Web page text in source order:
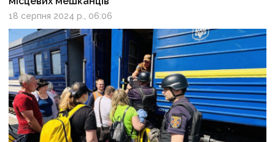
18 серпня 2024 р., 06:06